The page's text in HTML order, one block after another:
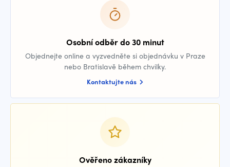
Osobní odběr do 30 minut
Objednejte online a vyzvedněte si objednávku v Praze
nebo Bratislavě během chvilky.
Kontaktujte nás
Ověřeno zákazníky